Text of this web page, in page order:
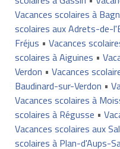
Vacances scolaires à
scolaires aux Adrets-de-
Fréjus • Vacances
scolaires à Aiguines •
Verdon • Vacances
Baudinard-sur-Verdon •
Vacances scolaires à
scolaires à Régusse •
Vacances scolaires aux
scolaires à Plan-d'Aups-